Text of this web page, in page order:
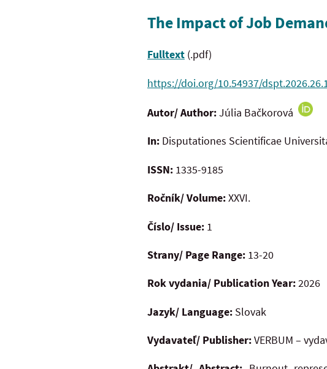
The Impact of Job
Fulltext (.pdf)
https://doi.org/10.54937/
Autor/ Author:Júlia Bačkorová
In: Disputationes Scientificae
ISSN: 1335-9185
Ročník/ Volume:XXVI.
Číslo/ Issue: 1
Strany/ Page Range: 13-20
Rok vydania/ Publication Year:2026
Jazyk/ Language: Slovak
Vydavateľ/ Publisher:VERBUM –